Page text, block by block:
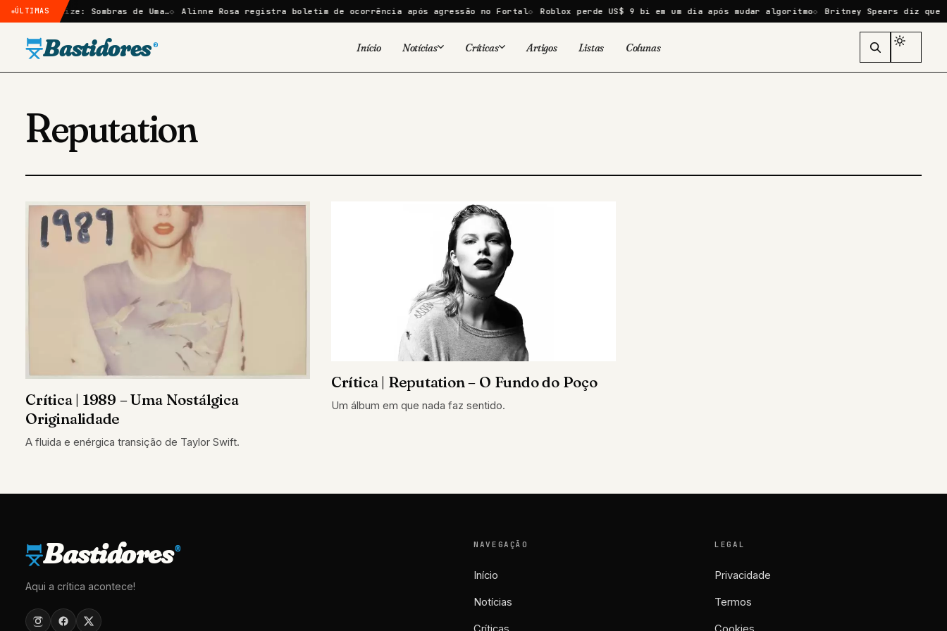
ÚLTIMAS
em Elize: Sombras de Uma… Alinne Rosa registra boletim de ocorrência após agressão no Fortal Roblox perde US$ 9 bi em um dia após mudar algoritmo Britney Spears diz que
Bastidores ® Início Notícias
Quadrinhos
Críticas
Livros
Artigos Listas Colunas
Reputation
Crítica | 1989 – Uma Nostálgica
Originalidade
A fluida e enérgica transição de Taylor Swift.
Crítica | Reputation – O Fundo do Poço
Um álbum em que nada faz sentido.
Bastidores®
Aqui a crítica acontece!
NAVEGAÇÃO
Início
Notícias
LEGAL
Privacidade
Termos